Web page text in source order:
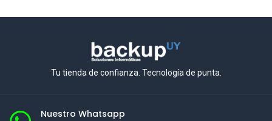
Tu tienda de confianza. Tecnología de punta.
Nuestro Whatsapp